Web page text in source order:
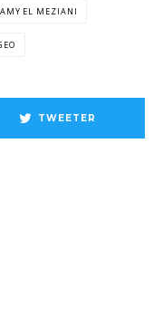
EL MEZIANI
TWEETER